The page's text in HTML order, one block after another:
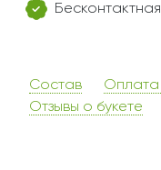
Состав Оплата
Отзывы о букете